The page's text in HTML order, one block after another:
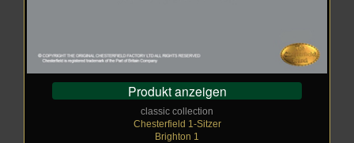
Produkt anzeigen
classic collection
Chesterfield 1-Sitzer
Brighton 1